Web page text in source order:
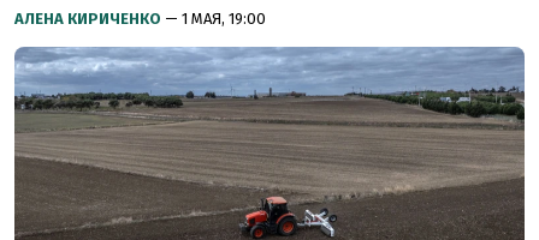
АЛЕНА КИРИЧЕНКО — 1 МАЯ, 19:00